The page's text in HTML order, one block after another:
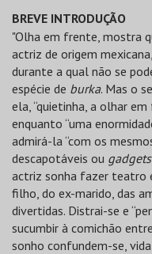
BREVE INTRODUÇÃO
"Olha em frente, mostra
actriz de origem
durante a qual não se
espécie de burka. Mas o
ela, “quietinha, a olhar
enquanto “uma
admirá-la “com os
descapotáveis ou gadgets
actriz sonha fazer teatro
filho, do ex-marido, das
divertidas. Distrai-se e
sucumbir à comichão
sonho confundem-se,